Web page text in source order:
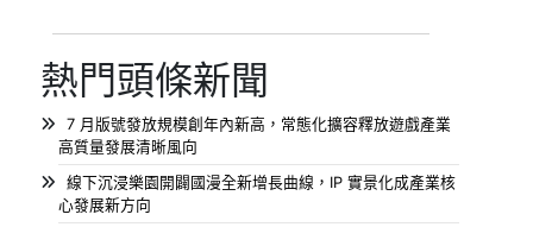
熱門頭條新聞
7 月版號發放規模創年內新高，常態化擴容釋放遊戲產業
高質量發展清晰風向
線下沉浸樂園開闢國漫全新增長曲線，IP 實景化成產業核
心發展新方向